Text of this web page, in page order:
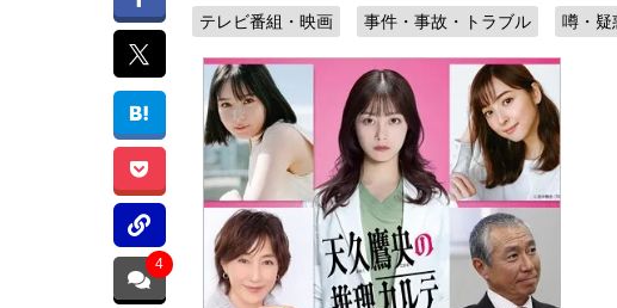
テレビ番組・映画 事件・事故・トラブル 噂・疑
4